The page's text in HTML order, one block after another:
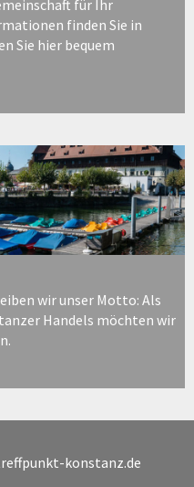
für Ihr
finden Sie in
Sie hier bequem
wir unser Motto: Als
Handels möchten wir
konstanz.de